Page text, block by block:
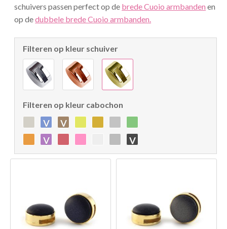
schuivers passen perfect op de brede Cuoio armbanden en
op dedubbele brede Cuoio armbanden.
Filteren op kleur schuiver
Filteren op kleur cabochon
v
v
v
v